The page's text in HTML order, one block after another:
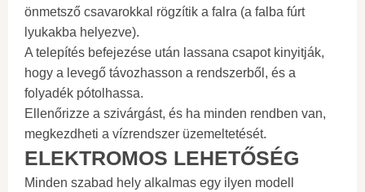
önmetsző csavarokkal rögzítik a falra (a falba fúrt
lyukakba helyezve).
A telepítés befejezése után lassana csapot kinyitják,
hogy a levegő távozhasson a rendszerből, és a
folyadék pótolhassa.
Ellenőrizze a szivárgást, és ha minden rendben van,
megkezdheti a vízrendszer üzemeltetését.
ELEKTROMOS LEHETŐSÉG
Minden szabad hely alkalmas egy ilyen modell